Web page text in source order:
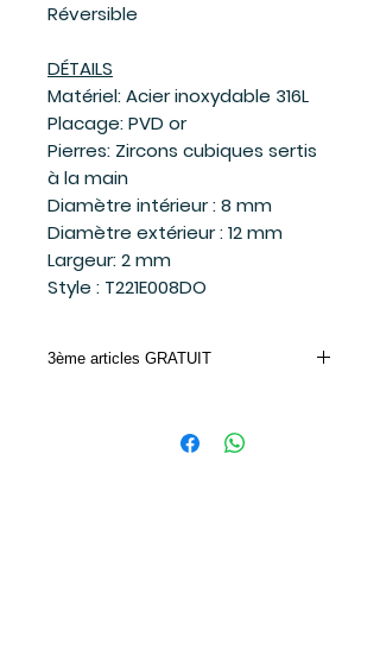
Réversible
DÉTAILS
Matériel: Acier inoxydable 316L
Placage: PVD or
Pierres: Zircons cubiques sertis
à la main
Diamètre intérieur : 8 mm
Diamètre extérieur : 12 mm
Largeur: 2 mm
Style : T221E008DO
3ème articles GRATUIT
Entrez le code promo dans votre panier